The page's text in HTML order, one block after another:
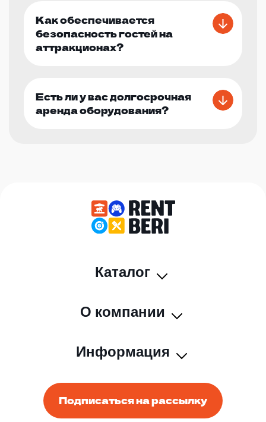
Как обеспечивается
безопасность гостей на
аттракционах?
Есть ли у вас долгосрочная
аренда оборудования?
Каталог
О компании
Информация
Подписаться на рассылку